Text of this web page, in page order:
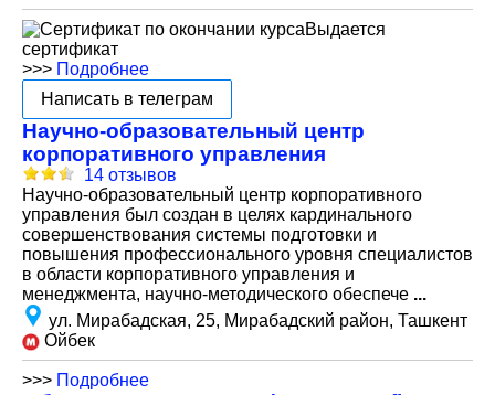
Выдается
сертификат
>>> Подробнее
Написать в телеграм
Научно-образовательный центр
корпоративного управления
14 отзывов
Научно-образовательный центр корпоративного
управления был создан в целях кардинального
совершенствования системы подготовки и
повышения профессионального уровня специалистов
в области корпоративного управления и
менеджмента, научно-методического обеспече ...
ул. Мирабадская, 25, Мирабадский район, Ташкент
Ойбек
>>> Подробнее